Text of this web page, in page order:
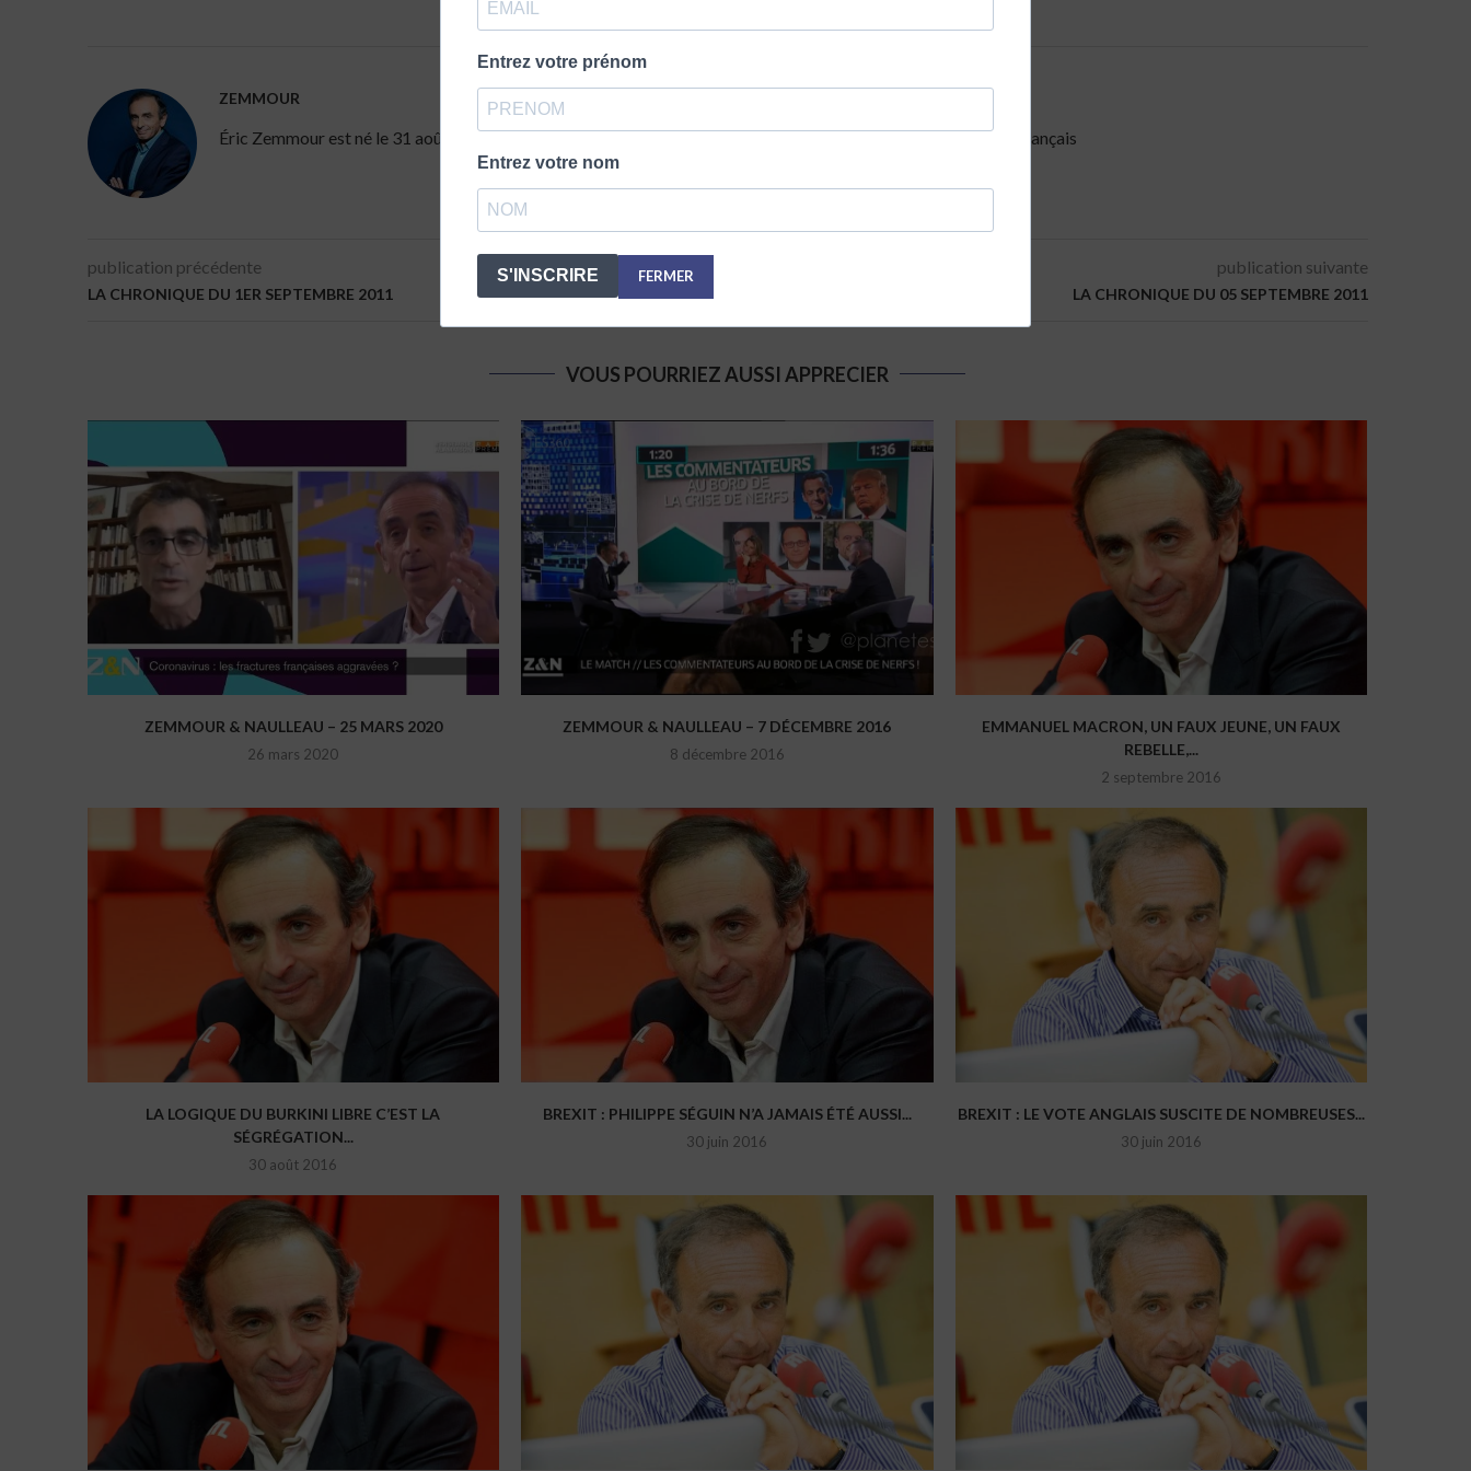
ZEMMOUR
Éric Zemmour est né le 31 août 1958 à Montreuil. Il est journaliste politique, écrivain, essayiste et polémiste français
publication précédente
LA CHRONIQUE DU 1ER SEPTEMBRE 2011
publication suivante
LA CHRONIQUE DU 05 SEPTEMBRE 2011
VOUS POURRIEZ AUSSI APPRECIER
ZEMMOUR & NAULLEAU – 25 MARS 2020
26 mars 2020
ZEMMOUR & NAULLEAU – 7 DÉCEMBRE 2016
8 décembre 2016
EMMANUEL MACRON, UN FAUX JEUNE, UN FAUX
REBELLE,...
2 septembre 2016
LA LOGIQUE DU BURKINI LIBRE C’EST LA
SÉGRÉGATION...
30 août 2016
BREXIT : PHILIPPE SÉGUIN N’A JAMAIS ÉTÉ AUSSI...
30 juin 2016
BREXIT : LE VOTE ANGLAIS SUSCITE DE NOMBREUSES...
30 juin 2016
Entrez votre prénom
Entrez votre nom
S'INSCRIRE FERMER